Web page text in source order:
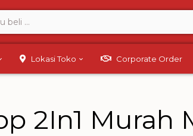
Lokasi Toko Corporate Order
2In1 Murah